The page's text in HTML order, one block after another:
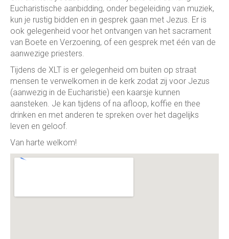
Eucharistische aanbidding, onder begeleiding van muziek,
kun je rustig bidden en in gesprek gaan met Jezus. Er is
ook gelegenheid voor het ontvangen van het sacrament
van Boete en Verzoening, of een gesprek met één van de
aanwezige priesters.
Tijdens de XLT is er gelegenheid om buiten op straat
mensen te verwelkomen in de kerk zodat zij voor Jezus
(aanwezig in de Eucharistie) een kaarsje kunnen
aansteken. Je kan tijdens of na afloop, koffie en thee
drinken en met anderen te spreken over het dagelijks
leven en geloof.
Van harte welkom!